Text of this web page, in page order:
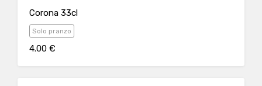
Corona 33cl
Solo pranzo
4.00 €